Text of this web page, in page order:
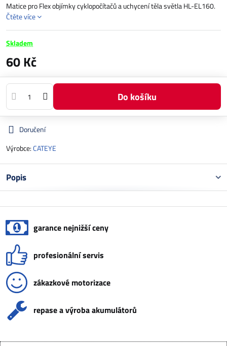
Matice pro Flex objímky cyklopočítačů a uchycení těla světla HL-EL160.
Čtěte více
Skladem
60 Kč
Do košíku
Doručení
Výrobce:CATEYE
Popis
garance nejnižší ceny
profesionální servis
zákazkové motorizace
repase a výroba akumulátorů